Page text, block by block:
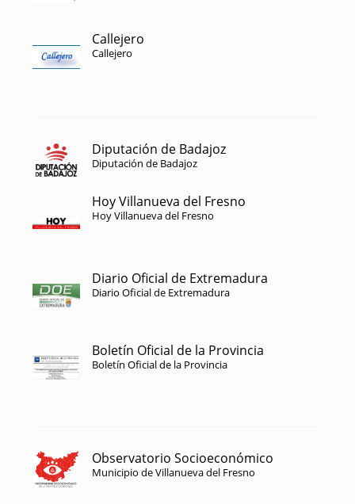
Callejero
Callejero
Diputación de Badajoz
Diputación de Badajoz
Hoy Villanueva del Fresno
Hoy Villanueva del Fresno
Diario Oficial de Extremadura
Diario Oficial de Extremadura
Boletín Oficial de la Provincia
Boletín Oficial de la Provincia
Observatorio Socioeconómico
Municipio de Villanueva del Fresno